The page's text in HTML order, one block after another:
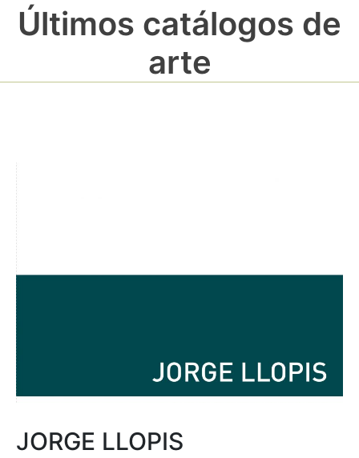
Últimos catálogos de
arte
JORGE LLOPIS